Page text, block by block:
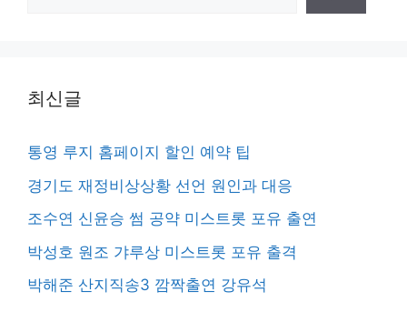
최신글
통영 루지 홈페이지 할인 예약 팁
경기도 재정비상상황 선언 원인과 대응
조수연 신윤승 썸 공약 미스트롯 포유 출연
박성호 원조 갸루상 미스트롯 포유 출격
박해준 산지직송3 깜짝출연 강유석